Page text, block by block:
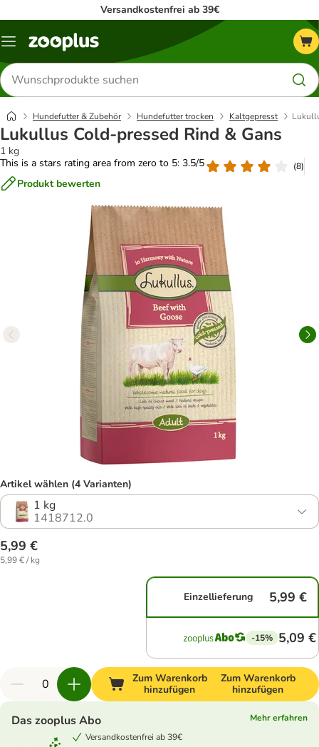
Versandkostenfrei ab 39€
Menü
Produkte
suchen
Hundefutter & Zubehör Hundefutter trocken Kaltgepresst
Lukullus Cold-pressed Rind & Gans
1 kg
This is a stars rating area from zero to 5: 3.5/5
(8)
Produkt bewerten
Artikel wählen (4 Varianten)
1 kg
1418712.0
5,99 €
5,99 € / kg
Einzellieferung 5,99 €
-15% 5,09 €
Zum Warenkorb
hinzufügen
Zum Warenkorb
hinzufügen
Das zooplus Abo
Mehr erfahren
Versandkostenfrei ab 39€